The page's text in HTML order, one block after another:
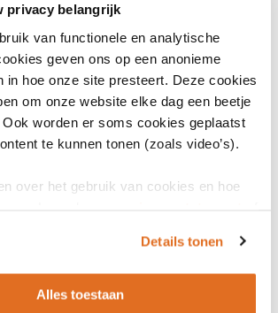
privacy belangrijk
van functionele en analytische
geven ons op een anonieme
in hoe onze site presteert. Deze cookies
om onze website elke dag een beetje
worden er soms cookies geplaatst
te kunnen tonen (zoals video’s).
over het gebruik van cookies en hoe
Details tonen
Alles toestaan
LinkedInYoutube